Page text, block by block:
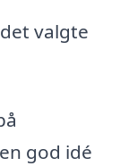
valgte
god idé